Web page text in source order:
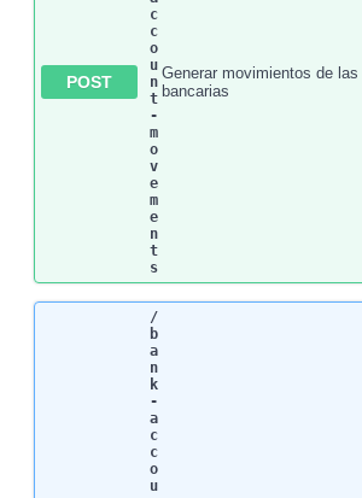
POST
c
c
o
u
n
t
-
m
o
v
e
m
e
n
t
s
Generar movimientos de
bancarias
/
b
a
n
k
-
a
c
c
o
u